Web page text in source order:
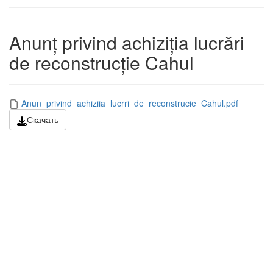
Anunț privind achiziția lucrări
de reconstrucție Cahul
Anun_privind_achiziia_lucrri_de_reconstrucie_Cahul.pdf
Скачать